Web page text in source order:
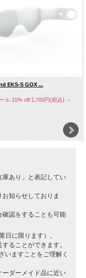
EKS-S GOX ...
ル 10% off:1,700円(税込)～
庫あり」と表記してい
知らせしておりま
認をすることも可能
日に限ります）。
ることができます。
いますことをご理解く
ダーメイド品に近い